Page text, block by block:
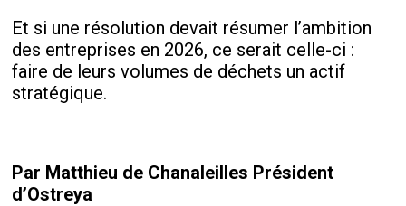
Et si une résolution devait résumer l’ambition
des entreprises en 2026, ce serait celle-ci :
faire de leurs volumes de déchets un actif
stratégique.
Par Matthieu de Chanaleilles Président
d’Ostreya